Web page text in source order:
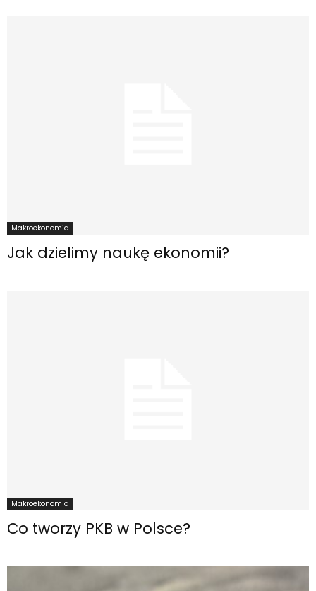
Makroekonomia
Jak dzielimy naukę ekonomii?
Makroekonomia
Co tworzy PKB w Polsce?